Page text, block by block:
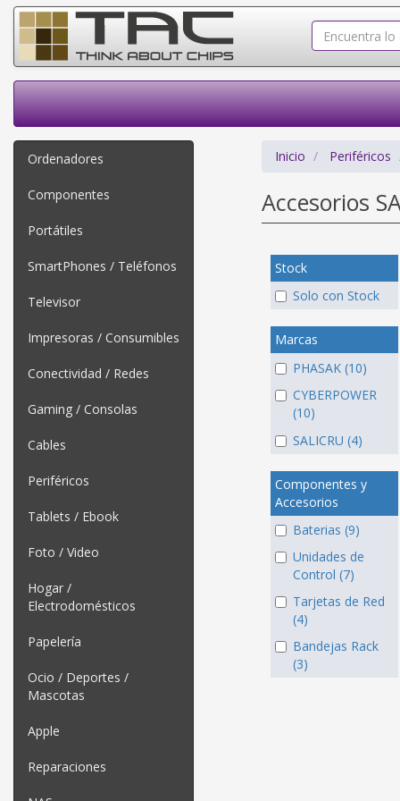
Ordenadores
Componentes
Portátiles
SmartPhones / Teléfonos
Televisor
Impresoras / Consumibles
Conectividad / Redes
Gaming / Consolas
Cables
Periféricos
Tablets / Ebook
Foto / Video
Hogar /
Electrodomésticos
Papelería
Ocio / Deportes /
Mascotas
Apple
Reparaciones
Inicio Periféricos
Accesorios
Stock
Solo con Stock
Marcas
PHASAK (10)
CYBERPOWER
(10)
SALICRU (4)
Componentes y
Accesorios
Baterias (9)
Unidades de
Control (7)
Tarjetas de Red
(4)
Bandejas Rack
(3)